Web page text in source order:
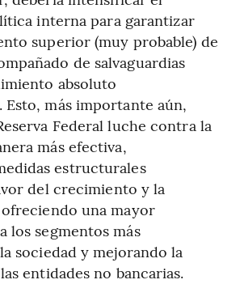
interna para garantizar
superior (muy probable) de
de salvaguardias
absoluto
más importante aún,
Federal luche contra la
más efectiva,
estructurales
del crecimiento y la
una mayor
los segmentos más
sociedad y mejorando la
entidades no bancarias.